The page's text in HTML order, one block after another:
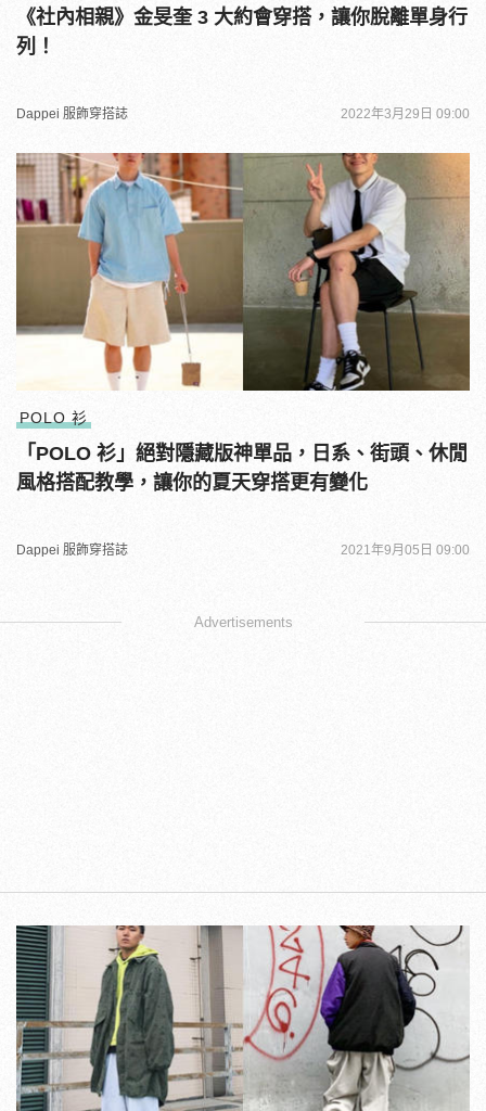
《社內相親》金旻奎 3 大約會穿搭，讓你脫離單身行
列！
Dappei 服飾穿搭誌 2022年3月29日 09:00
POLO 衫
「POLO 衫」絕對隱藏版神單品，日系、街頭、休閒
風格搭配教學，讓你的夏天穿搭更有變化
Dappei 服飾穿搭誌 2021年9月05日 09:00
Advertisements